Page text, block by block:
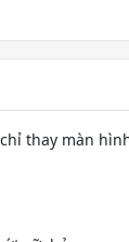
thay màn